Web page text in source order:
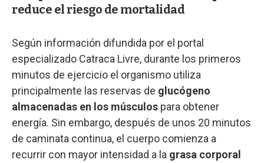
reduce el riesgo de mortalidad
Según información difundida por el portal
especializado Catraca Livre, durante los primeros
minutos de ejercicio el organismo utiliza
principalmente las reservas de glucógeno
almacenadas en los músculos para obtener
energía. Sin embargo, después de unos 20 minutos
de caminata continua, el cuerpo comienza a
recurrir con mayor intensidad a la grasa corporal